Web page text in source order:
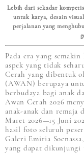
Lebih dari sekadar
untuk karya, desain
perjalanan yang
Pada era yang
aspek yang tidak
Cerah yang dibentuk
(AWAN) berupaya
berbudaya bagi anak
Awan Cerah 2026
anak-anak dan remaja
Maret 2026—15 Juni
hasil foto seluruh
Galeri Emiria
yang dapat dikunjungi